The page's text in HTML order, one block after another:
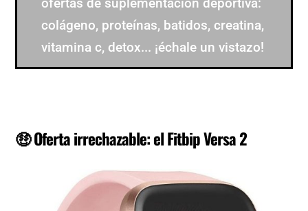
colágeno, proteínas, batidos, creatina,
vitamina c, detox... ¡échale un vistazo!
🤑 Oferta irrechazable: el Fitbip Versa 2